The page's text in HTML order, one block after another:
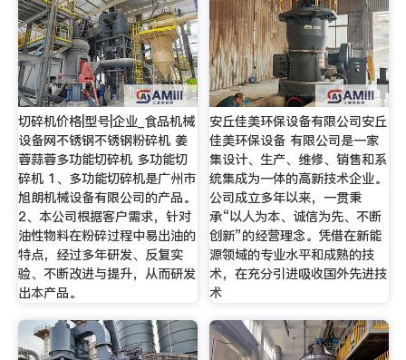
切碎机价格|型号|企业_食品机械
设备网不锈钢不锈钢粉碎机 姜
蓉蒜蓉多功能切碎机 多功能切
碎机 1、多功能切碎机是广州市
旭朗机械设备有限公司的产品。
2、本公司根据客户需求，针对
油性物料在粉碎过程中易出油的
特点，经过多年研发、反复实
验、不断改进与提升，从而研发
出本产品。
安丘佳美环保设备有限公司安丘
佳美环保设备 有限公司是一家
集设计、生产、维修、销售和系
统集成为一体的高新技术企业。
公司成立多年以来，一贯秉
承“以人为本、诚信为先、不断
创新”的经营理念。凭借在新能
源领域的专业水平和成熟的技
术，在充分引进吸收国外先进技
术